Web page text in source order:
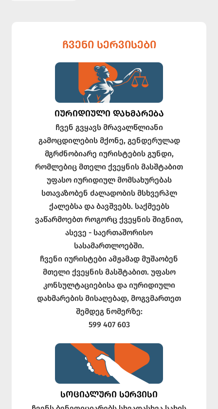
ᲩᲕᲔᲜᲘ ᲡᲔᲠᲕᲘᲡᲔᲑᲘ
ᲘᲣᲠᲘᲓᲘᲣᲚᲘ ᲓᲐᲮᲛᲐᲠᲔᲑᲐ
ჩვენ გვყავს მრავალწლიანი
გამოცდილების მქონე, გენდერულად
მგრძნობიარე იურისტების გუნდი,
რომლებიც მთელი ქვეყნის მასშტაბით
უფასო იურიდიულ მომსახურებას
სთავაზობენ ძალადობის მსხვერპლ
ქალებსა და ბავშვებს. საქმეებს
ვაწარმოებთ როგორც ქვეყნის შიგნით,
ასევე - საერთაშორისო
სასამართლოებში.
ჩვენი იურისტები ამჟამად მუშაობენ
მთელი ქვეყნის მასშტაბით. უფასო
კონსულტაციებისა და იურიდიული
დახმარების მისაღებად, მოგვმართეთ
შემდეგ ნომერზე:
599 407 603
ᲡᲝᲪᲘᲐᲚᲣᲠᲘ ᲡᲔᲠᲕᲘᲡᲘ